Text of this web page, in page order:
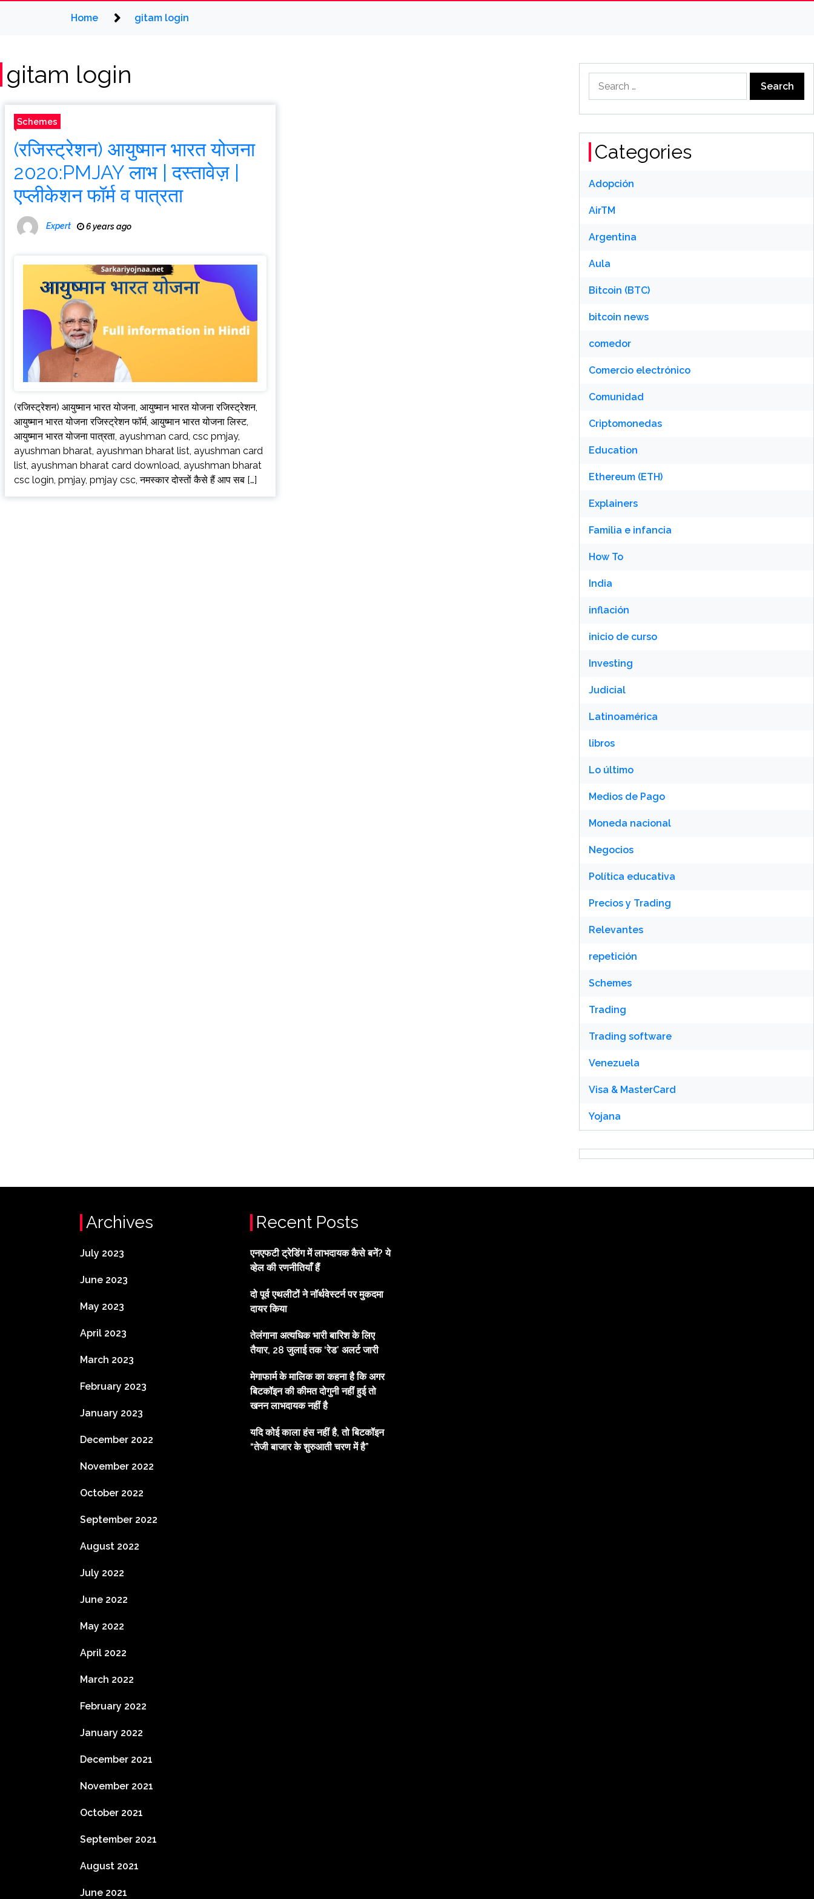
Home gitam login
gitam login
Schemes
(रजिस्ट्रेशन) आयुष्मान भारत योजना
2020:PMJAY लाभ | दस्तावेज़ |
एप्लीकेशन फॉर्म व पात्रता
Expert 6 years ago
(रजिस्ट्रेशन) आयुष्मान भारत योजना, आयुष्मान भारत योजना रजिस्ट्रेशन,
आयुष्मान भारत योजना रजिस्ट्रेशन फॉर्म, आयुष्मान भारत योजना लिस्ट,
आयुष्मान भारत योजना पात्रता, ayushman card, csc pmjay,
ayushman bharat, ayushman bharat list, ayushman card
list, ayushman bharat card download, ayushman bharat
csc login, pmjay, pmjay csc, नमस्कार दोस्तों कैसे हैं आप सब […]
for:
Categories
Adopción
AirTM
Argentina
Aula
Bitcoin (BTC)
bitcoin news
comedor
Comercio electrónico
Comunidad
Criptomonedas
Education
Ethereum (ETH)
Explainers
Familia e infancia
How To
India
inflación
inicio de curso
Investing
Judicial
Latinoamérica
libros
Lo último
Medios de Pago
Moneda nacional
Negocios
Política educativa
Precios y Trading
Relevantes
repetición
Schemes
Trading
Trading software
Venezuela
Visa & MasterCard
Yojana
Archives
July 2023
June 2023
May 2023
April 2023
March 2023
February 2023
January 2023
December 2022
November 2022
October 2022
September 2022
August 2022
July 2022
June 2022
May 2022
April 2022
March 2022
February 2022
January 2022
December 2021
November 2021
October 2021
September 2021
August 2021
June 2021
Recent Posts
एनएफटी ट्रेडिंग में लाभदायक कैसे बनें? ये
व्हेल की रणनीतियाँ हैं
दो पूर्व एथलीटों ने नॉर्थवेस्टर्न पर मुकदमा
दायर किया
तेलंगाना अत्यधिक भारी बारिश के लिए
तैयार, 28 जुलाई तक ‘रेड’ अलर्ट जारी
मेगाफार्म के मालिक का कहना है कि अगर
बिटकॉइन की कीमत दोगुनी नहीं हुई तो
खनन लाभदायक नहीं है
यदि कोई काला हंस नहीं है, तो बिटकॉइन
“तेजी बाजार के शुरुआती चरण में है”